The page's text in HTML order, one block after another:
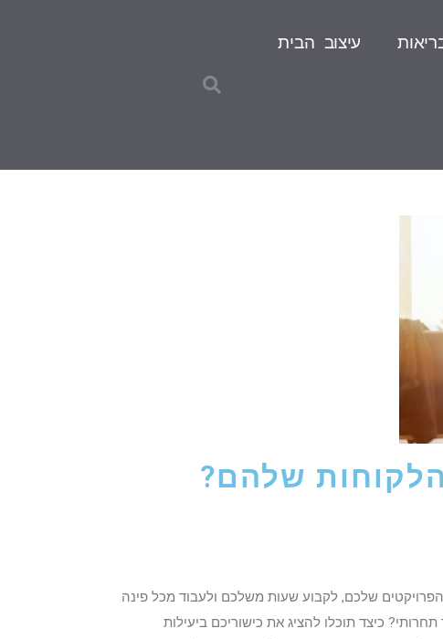
עיצוב הבית
הלקוחות שלהם?
שלכם, לקבוע שעות משלכם ולעבוד מכל פינה
כיצד תוכלו להציג את כישוריכם ביעילות